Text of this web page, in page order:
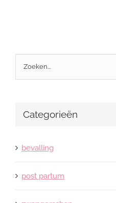
Zoeken
naar:
Categorieën
bevalling
post partum